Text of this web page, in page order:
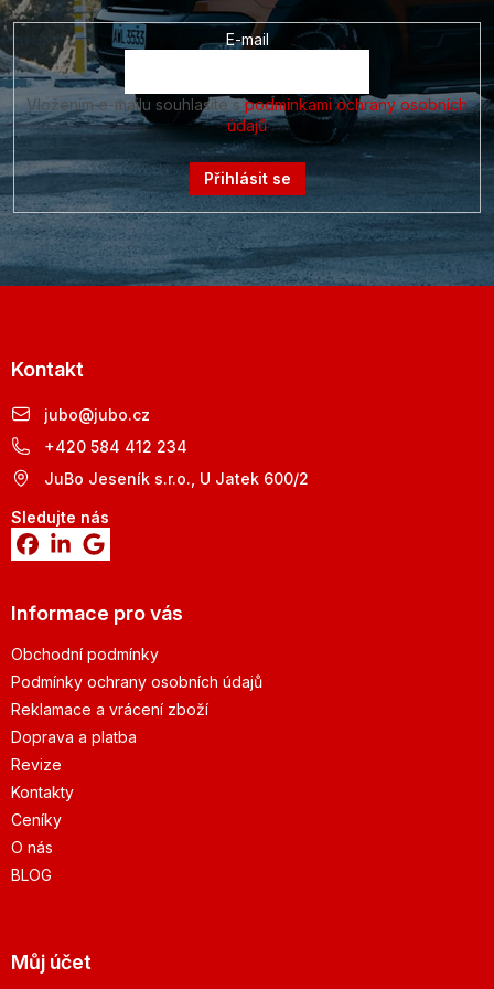
E-mail
Vložením e-mailu souhlasíte spodmínkami ochrany osobních
údajů
Přihlásit se
Kontakt
jubo@jubo.cz
+420 584 412 234
JuBo Jeseník s.r.o., U Jatek 600/2
Sledujte nás
Informace pro vás
Obchodní podmínky
Podmínky ochrany osobních údajů
Reklamace a vrácení zboží
Doprava a platba
Revize
Kontakty
Ceníky
O nás
BLOG
Můj účet